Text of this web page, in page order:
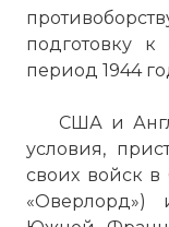
подготовку
период 1944
США и
условия,
своих войск
«Оверлорд»)